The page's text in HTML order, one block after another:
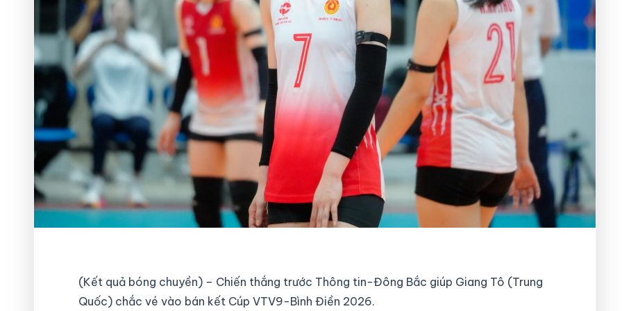
(Kết quả bóng chuyền) – Chiến thắng trước Thông tin-Đông Bắc giúp Giang Tô (Trung
Quốc) chắc vé vào bán kết Cúp VTV9-Bình Điền 2026.